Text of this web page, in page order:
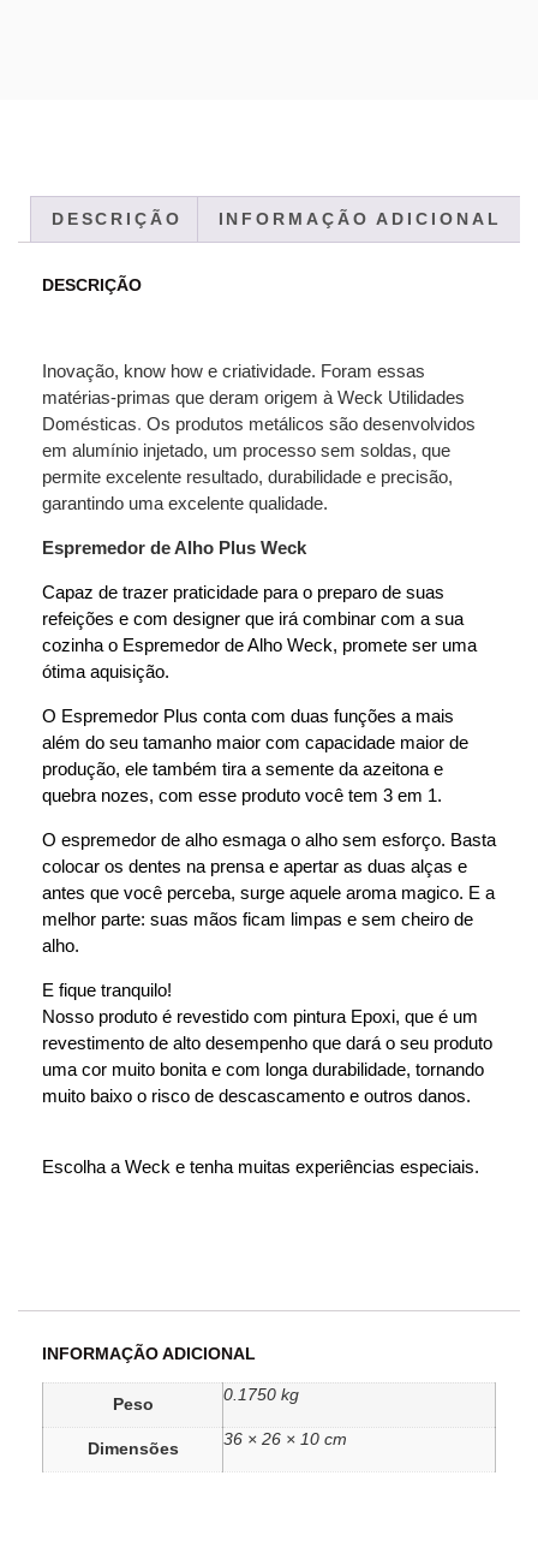
DESCRIÇÃO INFORMAÇÃO ADICIONAL
DESCRIÇÃO
Inovação, know how e criatividade. Foram essas
matérias-primas que deram origem à Weck Utilidades
Domésticas. Os produtos metálicos são desenvolvidos
em alumínio injetado, um processo sem soldas, que
permite excelente resultado, durabilidade e precisão,
garantindo uma excelente qualidade.
Espremedor de Alho Plus Weck
Capaz de trazer praticidade para o preparo de suas
refeições e com designer que irá combinar com a sua
cozinha o Espremedor de Alho Weck, promete ser uma
ótima aquisição.
O Espremedor Plus conta com duas funções a mais
além do seu tamanho maior com capacidade maior de
produção, ele também tira a semente da azeitona e
quebra nozes, com esse produto você tem 3 em 1.
O espremedor de alho esmaga o alho sem esforço. Basta
colocar os dentes na prensa e apertar as duas alças e
antes que você perceba, surge aquele aroma magico. E a
melhor parte: suas mãos ficam limpas e sem cheiro de
alho.
E fique tranquilo!
Nosso produto é revestido com pintura Epoxi, que é um
revestimento de alto desempenho que dará o seu produto
uma cor muito bonita e com longa durabilidade, tornando
muito baixo o risco de descascamento e outros danos.
Escolha a Weck e tenha muitas experiências especiais.
INFORMAÇÃO ADICIONAL
Peso
0.1750 kg
Dimensões
36 × 26 × 10 cm